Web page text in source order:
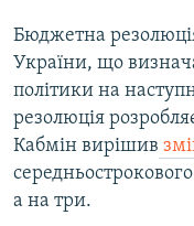
Бюджетна
України, що
політики на
резолюція
Кабмін вирішив
а на три.